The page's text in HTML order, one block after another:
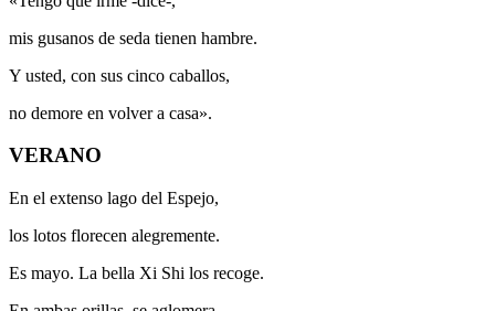
mis gusanos de seda tienen hambre.
Y usted, con sus cinco caballos,
no demore en volver a casa».
VERANO
En el extenso lago del Espejo,
los lotos florecen alegremente.
Es mayo. La bella Xi Shi los recoge.